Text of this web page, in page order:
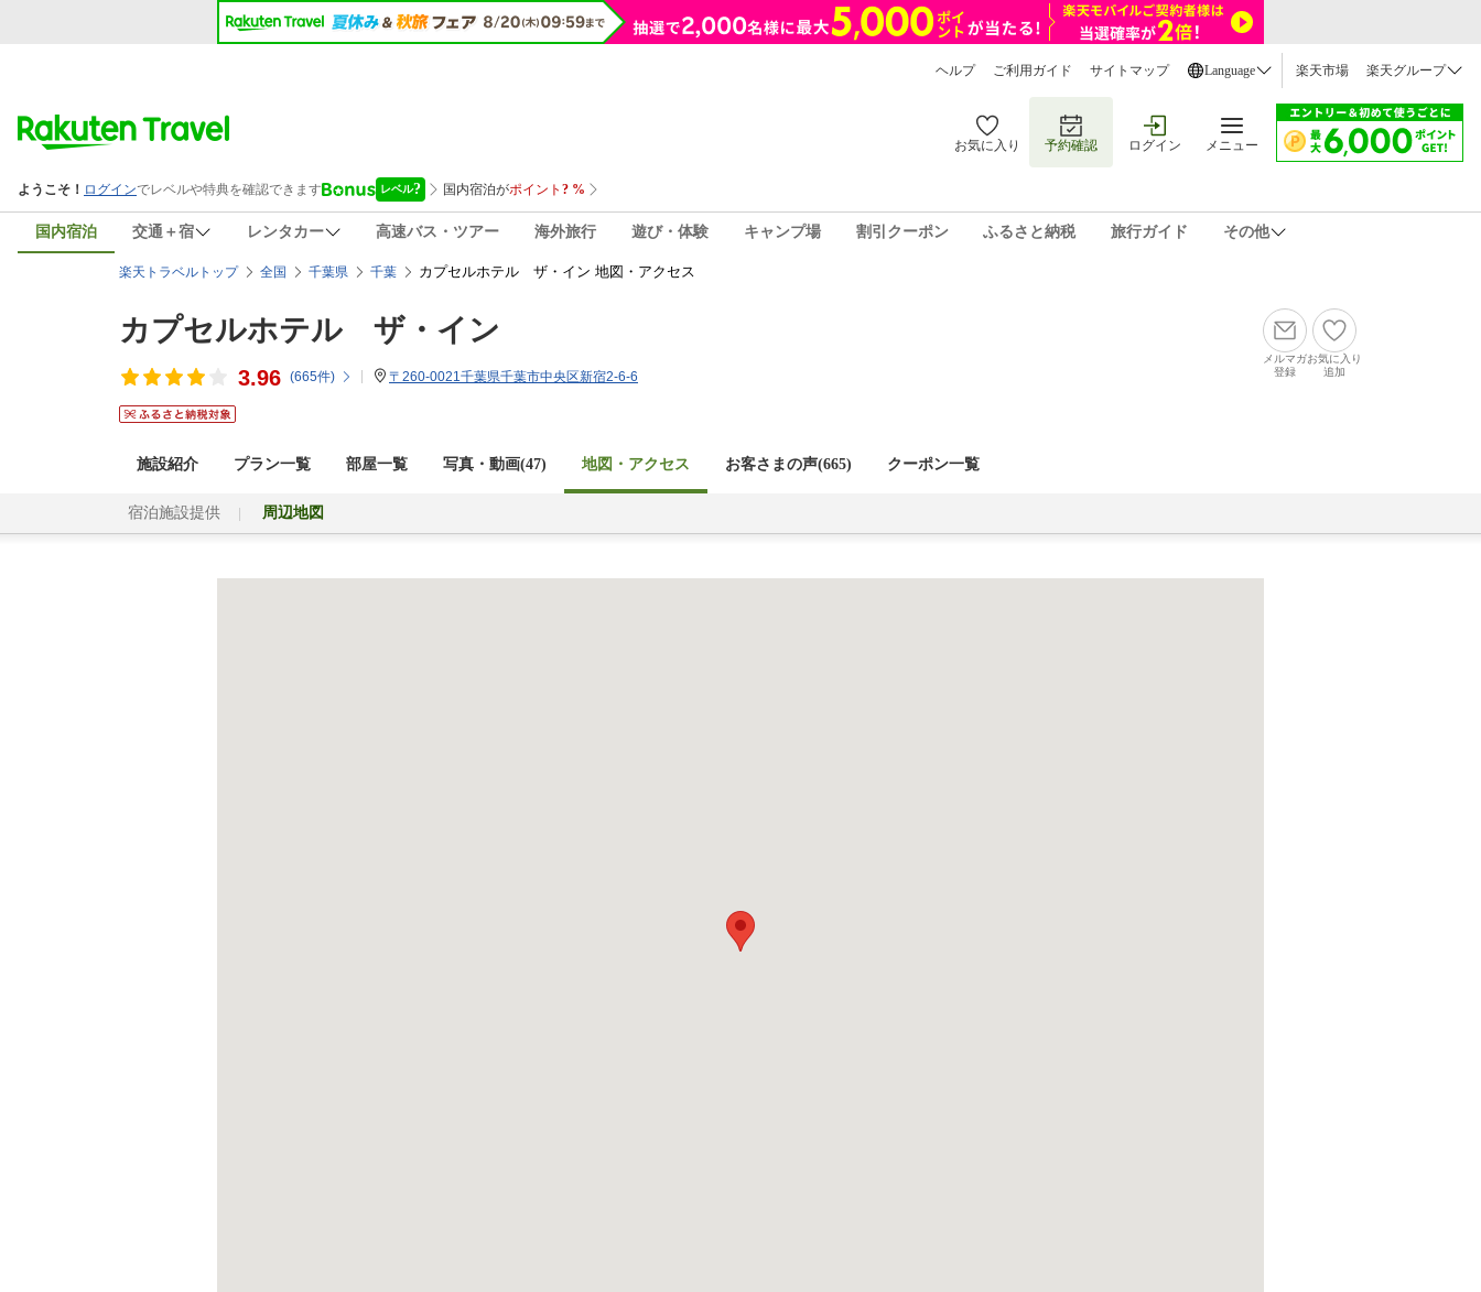
ヘルプ ご利用ガイド サイトマップ Language 楽天市場 楽天グループ
お気に入り 予約確認 ログイン メニュー
国内宿泊 交通＋宿 レンタカー 高速バス・ツアー 海外旅行 遊び・体験 キャンプ場 割引クーポン ふるさと納税 旅行ガイド その他
楽天トラベルトップ 全国 千葉県 千葉 カプセルホテル ザ・イン 地図・アクセス
カプセルホテル ザ・イン
3.96 (665件) 〒260-0021千葉県千葉市中央区新宿2-6-6
メルマガ
登録
お気に入り
追加
施設紹介 プラン一覧 部屋一覧 写真・動画(47) 地図・アクセス お客さまの声(665) クーポン一覧
宿泊施設提供 周辺地図